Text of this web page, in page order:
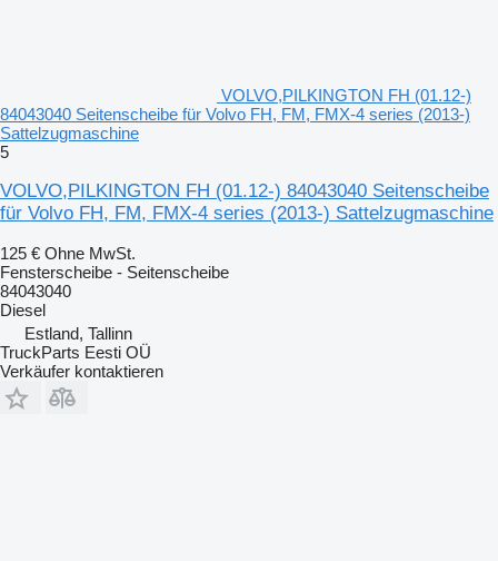
VOLVO,PILKINGTON FH (01.12-)
84043040 Seitenscheibe für Volvo FH, FM, FMX-4 series (2013-)
Sattelzugmaschine
5
VOLVO,PILKINGTON FH (01.12-) 84043040 Seitenscheibe
für Volvo FH, FM, FMX-4 series (2013-) Sattelzugmaschine
125 € Ohne MwSt.
Fensterscheibe - Seitenscheibe
84043040
Diesel
Estland, Tallinn
TruckParts Eesti OÜ
Verkäufer kontaktieren